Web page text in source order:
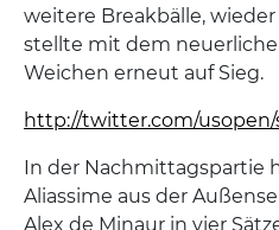
weitere Breakbälle,
stellte mit dem
Weichen erneut auf Sieg.
http://twitter.com/usopen/
In der Nachmittagspartie
Aliassime aus der
Alex de Minaur in vier